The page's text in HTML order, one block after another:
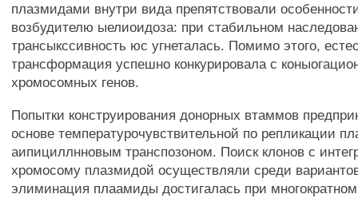
плазмидами внутри вида препятствовали
возбудителю ыелиоидоза: при стабильном
трансыкссивность юс угнеталась. Помимо этого,
трансформация успешно конкурировала с
хромосомных генов.
Попытки конструирования донорных втаммов
основе температурочувствительной по репликации
аипициллнновым транспозоном. Поиск клонов с
хромосому плазмидой осуществляли среди
элиминация плаамиды достигалась при